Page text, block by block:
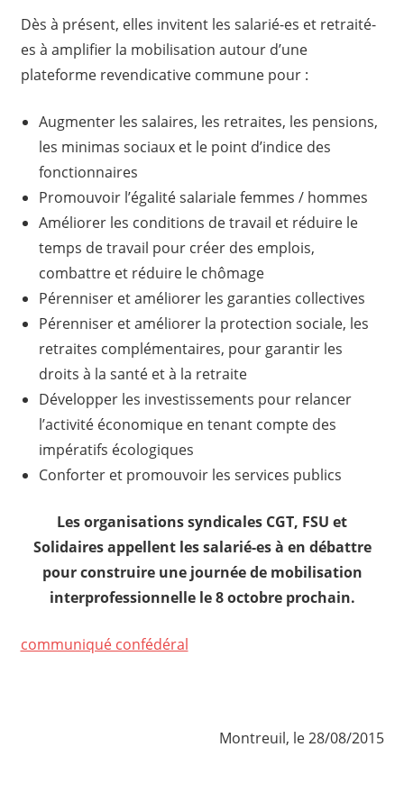
Dès à présent, elles invitent les salarié-es et retraité-
es à amplifier la mobilisation autour d’une
plateforme revendicative commune pour :
Augmenter les salaires, les retraites, les pensions,
les minimas sociaux et le point d’indice des
fonctionnaires
Promouvoir l’égalité salariale femmes / hommes
Améliorer les conditions de travail et réduire le
temps de travail pour créer des emplois,
combattre et réduire le chômage
Pérenniser et améliorer les garanties collectives
Pérenniser et améliorer la protection sociale, les
retraites complémentaires, pour garantir les
droits à la santé et à la retraite
Développer les investissements pour relancer
l’activité économique en tenant compte des
impératifs écologiques
Conforter et promouvoir les services publics
Les organisations syndicales CGT, FSU et
Solidaires appellent les salarié-es à en débattre
pour construire une journée de mobilisation
interprofessionnelle le 8 octobre prochain.
communiqué confédéral
Montreuil, le 28/08/2015